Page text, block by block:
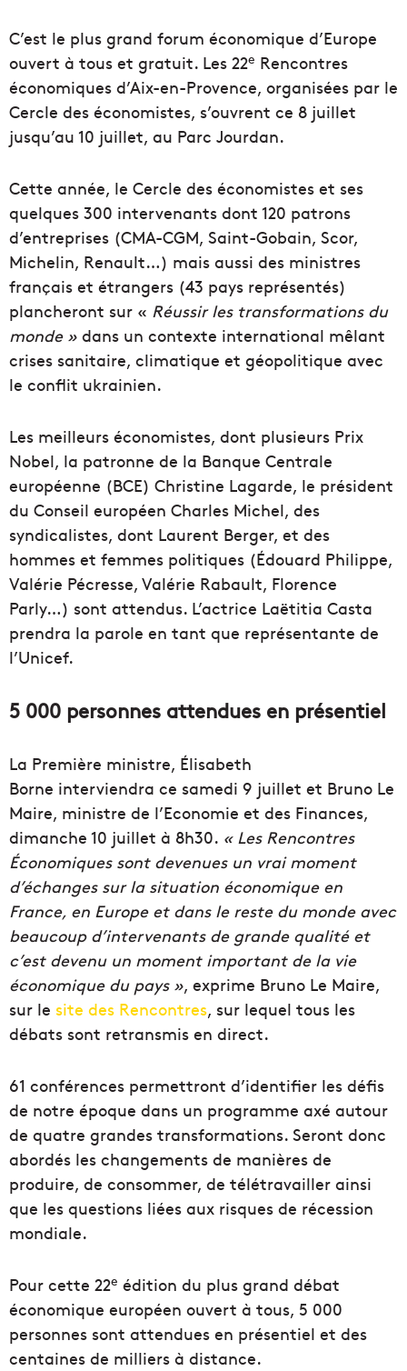
C’est le plus grand forum économique d’Europe
ouvert à tous et gratuit. Les 22e Rencontres
économiques d’Aix-en-Provence, organisées par le
Cercle des économistes, s’ouvrent ce 8 juillet
jusqu’au 10 juillet, au Parc Jourdan.
Cette année, le Cercle des économistes et ses
quelques 300 intervenants dont 120 patrons
d’entreprises (CMA-CGM, Saint-Gobain, Scor,
Michelin, Renault…) mais aussi des ministres
français et étrangers (43 pays représentés)
plancheront sur « Réussir les transformations du
monde » dans un contexte international mêlant
crises sanitaire, climatique et géopolitique avec
le conflit ukrainien.
Les meilleurs économistes, dont plusieurs Prix
Nobel, la patronne de la Banque Centrale
européenne (BCE) Christine Lagarde, le président
du Conseil européen Charles Michel, des
syndicalistes, dont Laurent Berger, et des
hommes et femmes politiques (Édouard Philippe,
Valérie Pécresse, Valérie Rabault, Florence
Parly…) sont attendus. L’actrice Laëtitia Casta
prendra la parole en tant que représentante de
l’Unicef.
5 000 personnes attendues en présentiel
La Première ministre, Élisabeth
Borne interviendra ce samedi 9 juillet et Bruno Le
Maire, ministre de l’Economie et des Finances,
dimanche 10 juillet à 8h30. « Les Rencontres
Économiques sont devenues un vrai moment
d’échanges sur la situation économique en
France, en Europe et dans le reste du monde avec
beaucoup d’intervenants de grande qualité et
c’est devenu un moment important de la vie
économique du pays », exprime Bruno Le Maire,
sur le site des Rencontres, sur lequel tous les
débats sont retransmis en direct.
61 conférences permettront d’identifier les défis
de notre époque dans un programme axé autour
de quatre grandes transformations. Seront donc
abordés les changements de manières de
produire, de consommer, de télétravailler ainsi
que les questions liées aux risques de récession
mondiale.
Pour cette 22e édition du plus grand débat
économique européen ouvert à tous, 5 000
personnes sont attendues en présentiel et des
centaines de milliers à distance.